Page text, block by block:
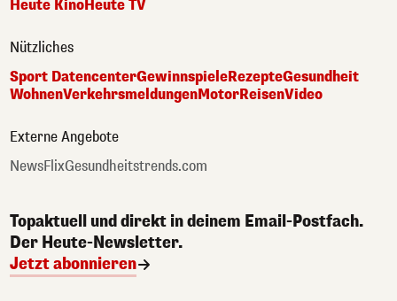
Heute KinoHeute TV
Nützliches
Sport DatencenterGewinnspieleRezepteGesundheit
WohnenVerkehrsmeldungenMotorReisenVideo
Externe Angebote
NewsFlixGesundheitstrends.com
Topaktuell und direkt in deinem Email-Postfach.
Der Heute-Newsletter.
Jetzt abonnieren